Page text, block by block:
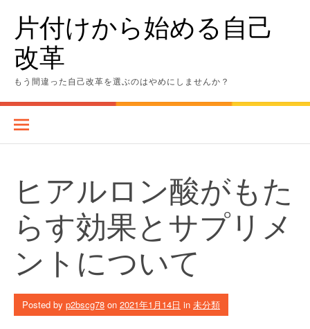
content片付けから始める自己
改革
もう間違った自己改革を選ぶのはやめにしませんか？
ヒアルロン酸がもた
らす効果とサプリメ
ントについて
Posted by p2bscg78 on 2021年1月14日 in 未分類